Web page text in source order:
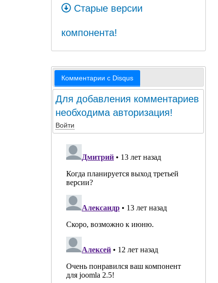
Старые версии
компонента!
Комментарии с Disqus
Для добавления комментариев
необходима авторизация!
Войти